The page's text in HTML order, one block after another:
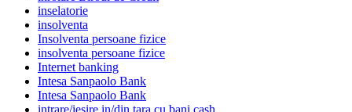
inselatorie
insolventa
Insolventa persoane fizice
insolventa persoane fizice
Internet banking
Intesa Sanpaolo Bank
Intesa Sanpaolo Bank